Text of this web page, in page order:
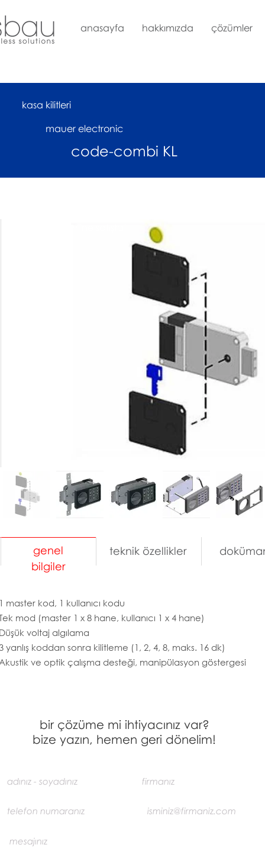
anasayfa hakkımızda çözümler
kasa kilitleri
mauer electronic
code-combi KL
genel
bilgiler
teknik özellikler
master kod, 1 kullanıcı kodu
mod (master 1 x 8 hane, kullanıcı 1 x 4 hane)
voltaj algılama
yanlış koddan sonra kilitleme (1, 2, 4, 8, maks. 16 dk)
ve optik çalışma desteği, manipülasyon göstergesi
bir çözüme mi ihtiyacınız var?
bize yazın, hemen geri dönelim!